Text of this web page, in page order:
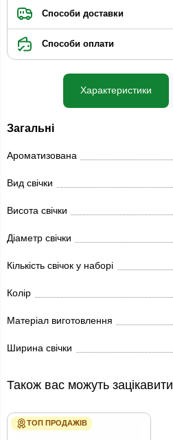
Способи доставки
Способи оплати
Характеристики
Загальні
Ароматизована
Вид свічки
Висота свічки
Діаметр свічки
Кількість свічок у наборі
Колір
Матеріал виготовлення
Ширина свічки
Також вас можуть зацікавити
ТОП ПРОДАЖІВ